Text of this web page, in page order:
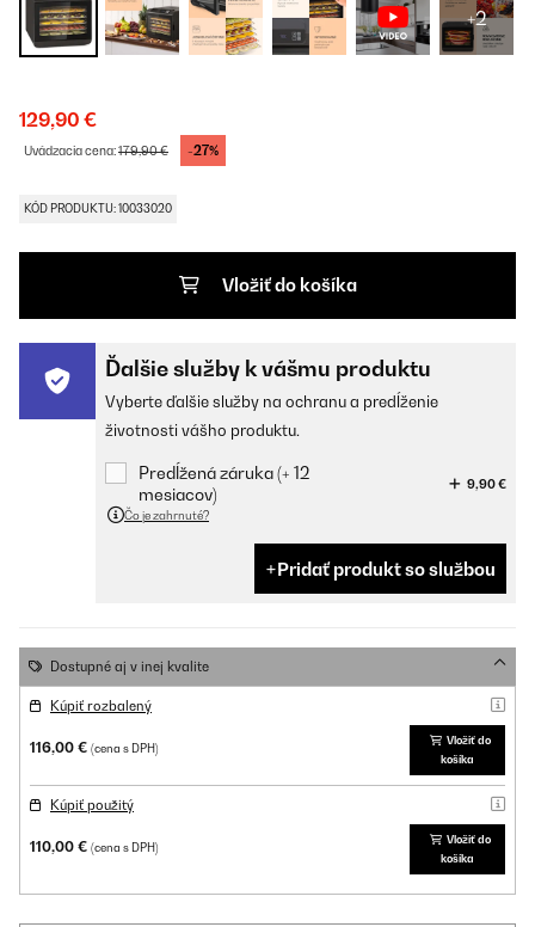
+2
129,90 €
Uvádzacia cena:179,90 € -27%
KÓD PRODUKTU: 10033020
Vložiť do košíka
Ďalšie služby k vášmu produktu
Vyberte ďalšie služby na ochranu a predĺženie
životnosti vášho produktu.
Predĺžená záruka (+ 12
mesiacov)
9,90 €
Čo je zahrnuté?
Pridať produkt so službou
Dostupné aj v inej kvalite
Kúpiť rozbalený
116,00 € (cena s DPH)
Vložiť do
košíka
Kúpiť použitý
110,00 € (cena s DPH)
Vložiť do
košíka